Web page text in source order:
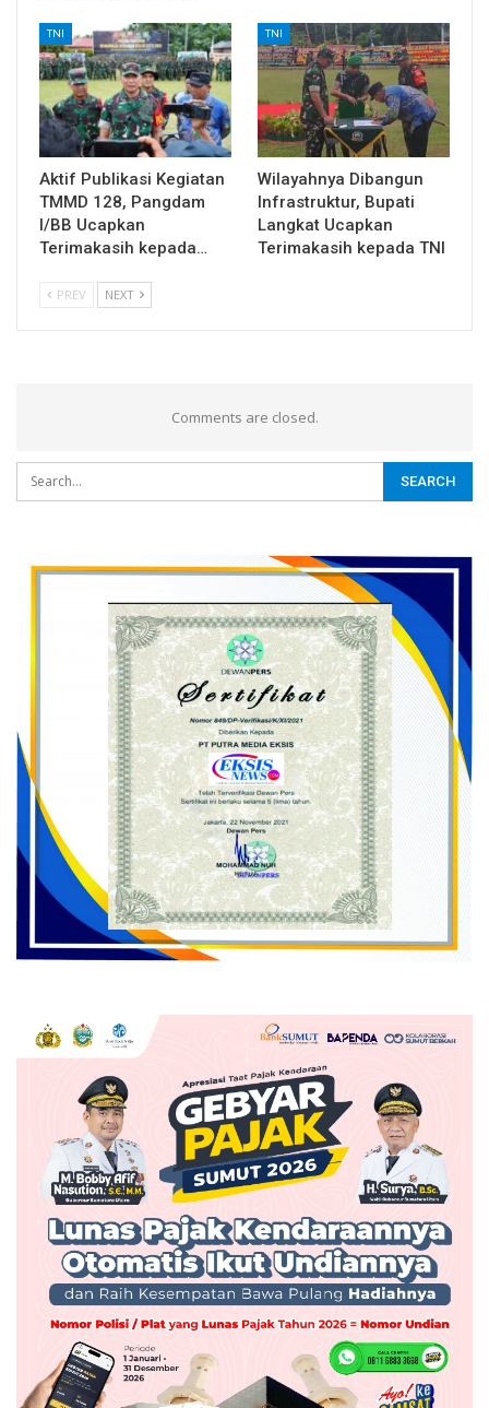
TNI
Aktif Publikasi Kegiatan
TMMD 128, Pangdam
I/BB Ucapkan
Terimakasih kepada…
TNI
Wilayahnya Dibangun
Infrastruktur, Bupati
Langkat Ucapkan
Terimakasih kepada TNI
PREV NEXT
Comments are closed.